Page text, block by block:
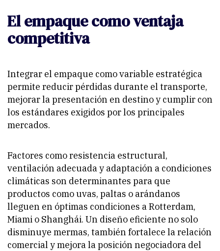
El empaque como ventaja
competitiva
Integrar el empaque como variable estratégica
permite reducir pérdidas durante el transporte,
mejorar la presentación en destino y cumplir con
los estándares exigidos por los principales
mercados.
Factores como resistencia estructural,
ventilación adecuada y adaptación a condiciones
climáticas son determinantes para que
productos como uvas, paltas o arándanos
lleguen en óptimas condiciones a Rotterdam,
Miami o Shanghái. Un diseño eficiente no solo
disminuye mermas, también fortalece la relación
comercial y mejora la posición negociadora del